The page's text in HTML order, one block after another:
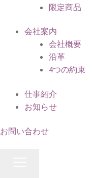
限定商品
会社案内
会社概要
沿革
4つの約束
仕事紹介
お知らせ
お問い合わせ